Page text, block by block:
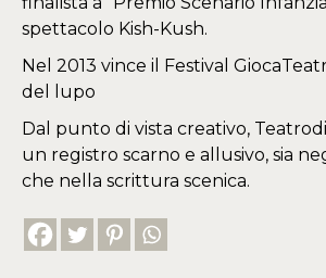
spettacolo Kish-Kush.
Nel 2013 vince il Festival
del lupo
Dal punto di vista creativo,
un registro scarno e allusivo, sia
che nella scrittura scenica.